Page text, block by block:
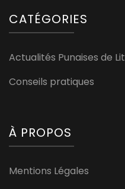
CATÉGORIES
Actualités Punaises de Lit
Conseils pratiques
À PROPOS
Mentions Légales